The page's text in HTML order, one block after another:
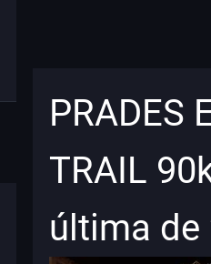
PRADES
TRAIL
última de